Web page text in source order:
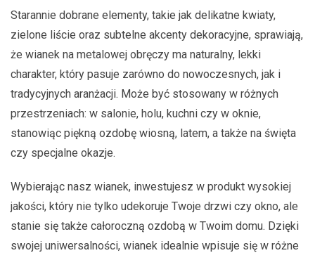
Starannie dobrane elementy, takie jak delikatne kwiaty,
zielone liście oraz subtelne akcenty dekoracyjne, sprawiają,
że wianek na metalowej obręczy ma naturalny, lekki
charakter, który pasuje zarówno do nowoczesnych, jak i
tradycyjnych aranżacji. Może być stosowany w różnych
przestrzeniach: w salonie, holu, kuchni czy w oknie,
stanowiąc piękną ozdobę wiosną, latem, a także na święta
czy specjalne okazje.
Wybierając nasz wianek, inwestujesz w produkt wysokiej
jakości, który nie tylko udekoruje Twoje drzwi czy okno, ale
stanie się także całoroczną ozdobą w Twoim domu. Dzięki
swojej uniwersalności, wianek idealnie wpisuje się w różne